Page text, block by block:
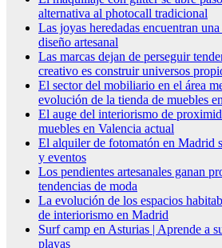
alternativa al photocall tradicional
Las joyas heredadas encuentran
diseño artesanal
Las marcas dejan de perseguir
creativo es construir universos
El sector del mobiliario en el área
evolución de la tienda de muebles
El auge del interiorismo de
muebles en Valencia actual
El alquiler de fotomatón en Madrid
y eventos
Los pendientes artesanales ganan
tendencias de moda
La evolución de los espacios
de interiorismo en Madrid
Surf camp en Asturias | Aprende a
playas